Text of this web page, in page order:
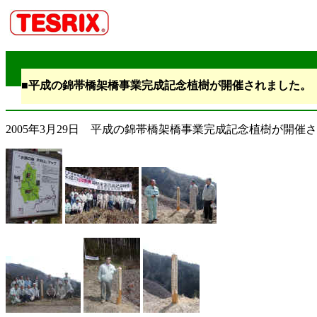
■平成の錦帯橋架橋事業完成記念植樹が開催されました。
2005年3月29日 平成の錦帯橋架橋事業完成記念植樹が開催さ